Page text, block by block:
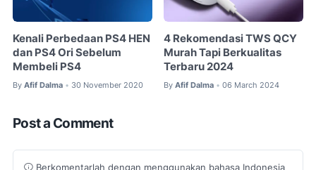
Kenali Perbedaan PS4 HEN
dan PS4 Ori Sebelum
Membeli PS4
By Afif Dalma • 30 November 2020
4 Rekomendasi TWS QCY
Murah Tapi Berkualitas
Terbaru 2024
By Afif Dalma • 06 March 2024
Post a Comment
Berkomentarlah dengan menggunakan bahasa Indonesia